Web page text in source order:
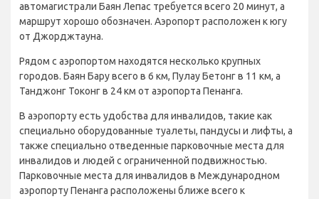
автомагистрали Баян Лепас требуется всего 20 минут, а
маршрут хорошо обозначен. Аэропорт расположен к югу
от Джорджтауна.
Рядом с аэропортом находятся несколько крупных
городов. Баян Бару всего в 6 км, Пулау Бетонг в 11 км, а
Танджонг Токонг в 24 км от аэропорта Пенанга.
В аэропорту есть удобства для инвалидов, такие как
специально оборудованные туалеты, пандусы и лифты, а
также специально отведенные парковочные места для
инвалидов и людей с ограниченной подвижностью.
Парковочные места для инвалидов в Международном
аэропорту Пенанга расположены ближе всего к